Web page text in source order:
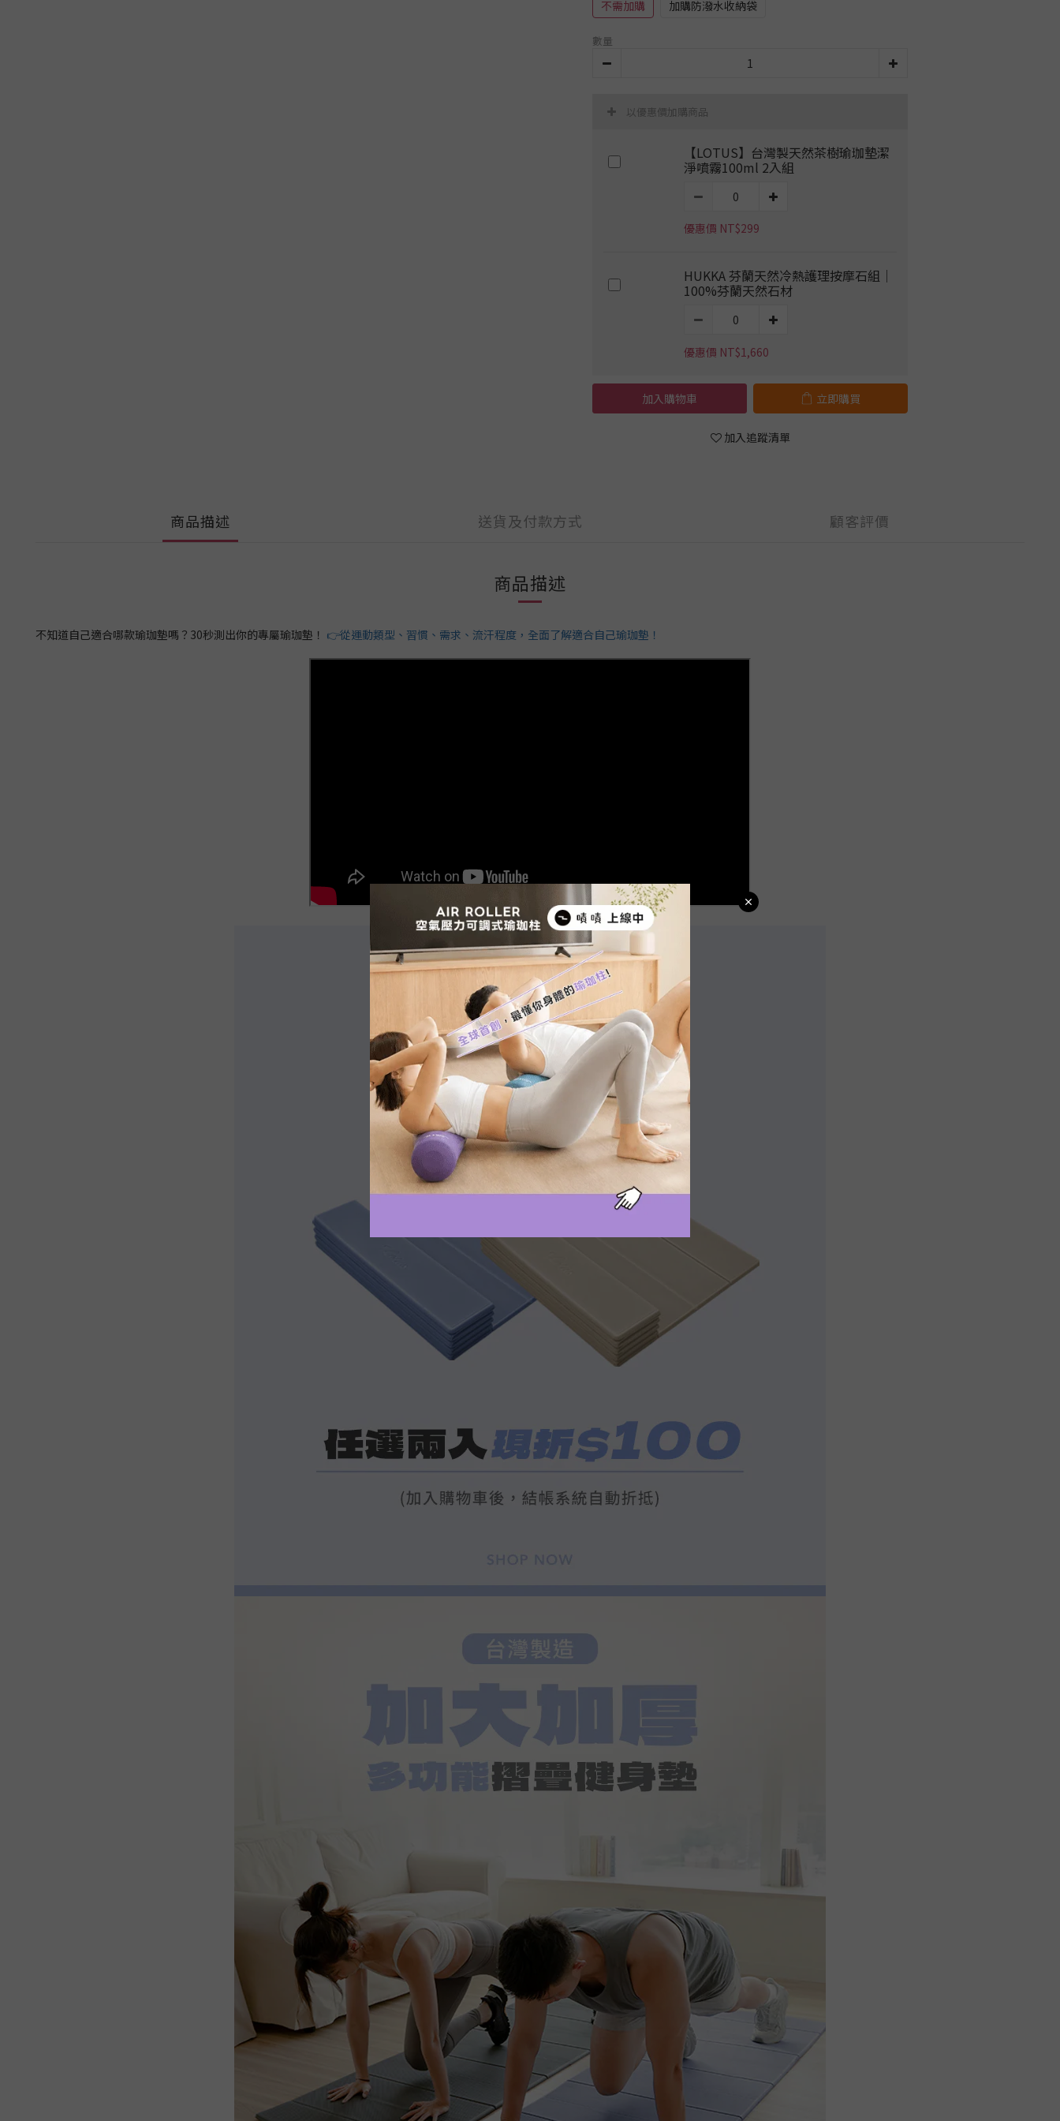
不需加購 加購防潑水收納袋
數量
以優惠價加購商品
【LOTUS】台灣製天然茶樹瑜珈墊潔
淨噴霧100ml 2入組
優惠價 NT$299
HUKKA 芬蘭天然冷熱護理按摩石組｜
100%芬蘭天然石材
優惠價 NT$1,660
加入購物車 立即購買
加入追蹤清單
商品描述 送貨及付款方式 顧客評價
商品描述
不知道自己適合哪款瑜珈墊嗎？30秒測出你的專屬瑜珈墊！ 👉從運動類型、習慣、需求、流汗程度，全面了解適合自己瑜珈墊！